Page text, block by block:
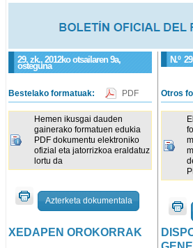
29. zk., 2012ko otsailaren 9a,
osteguna
N.º 29
Bestelako formatuak: PDF
Hemen ikusgai dauden
gainerako formatuen edukia
PDF dokumentu elektroniko
ofizial eta jatorrizkoa eraldatuz
lortu da
Azterketa dokumentala
Otros
XEDAPEN OROKORRAK